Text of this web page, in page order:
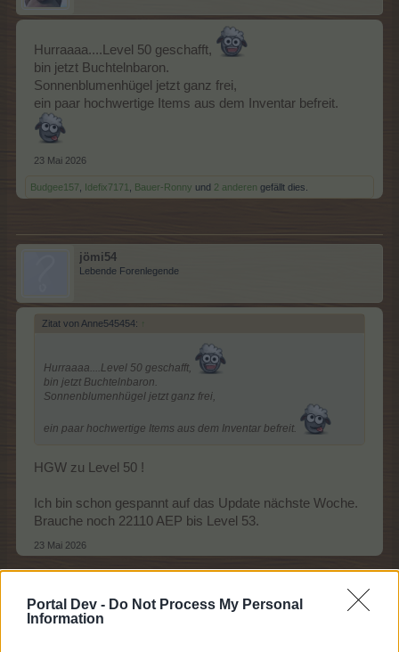
Portal Dev - Do Not Process My Personal
Information
Hurraaaa....Level 50 geschafft,
bin jetzt Buchtelnbaron.
Sonnenblumenhügel jetzt ganz frei,
ein paar hochwertige Items aus dem Inventar befreit.
23 Mai 2026
Budgee157 Idefix7171 Bauer-Ronny und 2 anderen gefällt dies.
jömi54
Lebende Forenlegende
Zitat von Anne545454: ↑
Hurraaaa....Level 50 geschafft,
bin jetzt Buchtelnbaron.
Sonnenblumenhügel jetzt ganz frei,
ein paar hochwertige Items aus dem Inventar befreit.
HGW zu Level 50 !
Ich bin schon gespannt auf das Update nächste Woche.
Brauche noch 22110 AEP bis Level 53.
23 Mai 2026
Anne545454
Colonel des Forums